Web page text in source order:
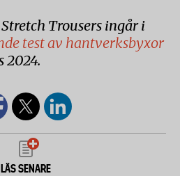
Trousers ingår i
test av hantverksbyxor
2024.
LÄS SENARE